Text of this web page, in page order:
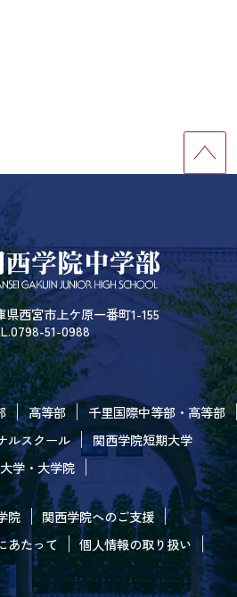
県西宮市上ケ原一番町1-155
51-0988
高等部
千里国際中等部・高等部
ルスクール
関西学院短期大学
大学・大学院
院
関西学院へのご支援
あたって
個人情報の取り扱い